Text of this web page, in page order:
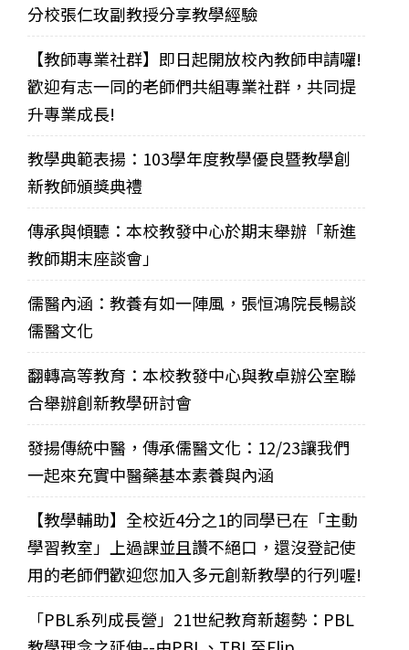
分校張仁玫副教授分享教學經驗
【教師專業社群】即日起開放校內教師申請囉!
歡迎有志一同的老師們共組專業社群，共同提
升專業成長!
教學典範表揚：103學年度教學優良暨教學創
新教師頒獎典禮
傳承與傾聽：本校教發中心於期末舉辦「新進
教師期末座談會」
儒醫內涵：教養有如一陣風，張恒鴻院長暢談
儒醫文化
翻轉高等教育：本校教發中心與教卓辦公室聯
合舉辦創新教學研討會
發揚傳統中醫，傳承儒醫文化：12/23讓我們
一起來充實中醫藥基本素養與內涵
【教學輔助】全校近4分之1的同學已在「主動
學習教室」上過課並且讚不絕口，還沒登記使
用的老師們歡迎您加入多元創新教學的行列喔!
「PBL系列成長營」21世紀教育新趨勢：PBL